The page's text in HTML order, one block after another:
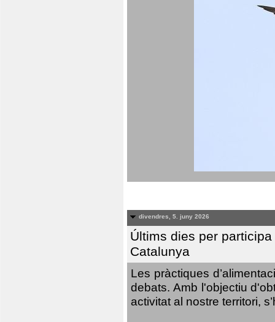
divendres, 5. juny 2026
Últims dies per
Catalunya
Les pràctiques
debats. Amb l'objectiu
activitat al nostre territori,